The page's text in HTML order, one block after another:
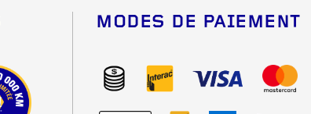
MODES DE PAIEMENT